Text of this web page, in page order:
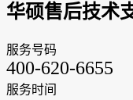
华硕售后技术
服务号码
400-620-6655
服务时间